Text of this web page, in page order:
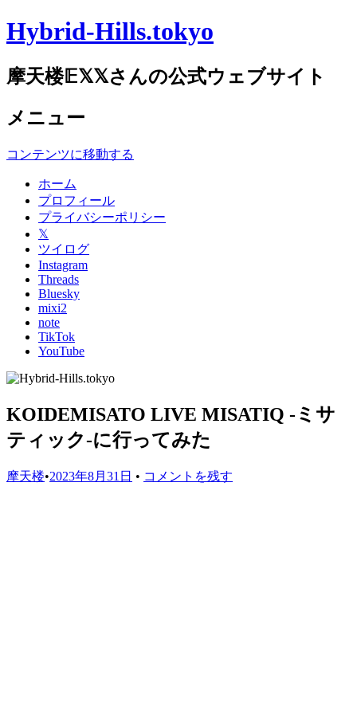
Hybrid-Hills.tokyo
摩天楼𝔼𝕏𝕏さんの公式ウェブサイト
メニュー
コンテンツに移動する
ホーム
プロフィール
プライバシーポリシー
𝕏
ツイログ
Instagram
Threads
Bluesky
mixi2
note
TikTok
YouTube
KOIDEMISATO LIVE MISATIQ -ミサ
ティック-に行ってみた
摩天楼•2023年8月31日 • コメントを残す